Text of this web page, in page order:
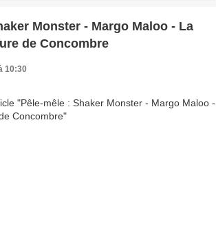
Monster - Margo Maloo - La
de Concombre
10:30